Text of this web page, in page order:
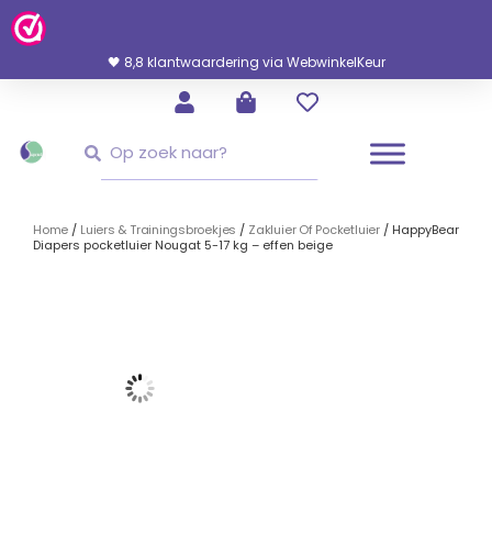
Ga
Naar
Inhoud
🖤 8,8 klantwaardering via WebwinkelKeur
Home / Luiers & Trainingsbroekjes / Zakluier Of Pocketluier/ HappyBear
Diapers pocketluier Nougat 5-17 kg – effen beige